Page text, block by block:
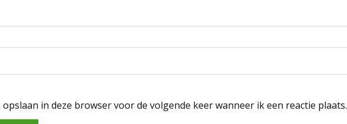
in deze browser voor de volgende keer wanneer ik een reactie plaats.